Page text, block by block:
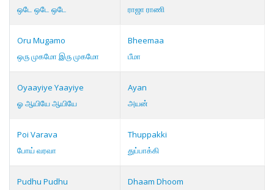
ஒடே ஒடே ஒடே
ராஜா ராணி
Oru Mugamo
ஒரு முகமோ இரு முகமோ
Bheemaa
பீமா
Oyaayiye Yaayiye
ஓ ஆயியே ஆயியே
Ayan
அயன்
Poi Varava
போய் வரவா
Thuppakki
துப்பாக்கி
Pudhu Pudhu
Dhaam Dhoom